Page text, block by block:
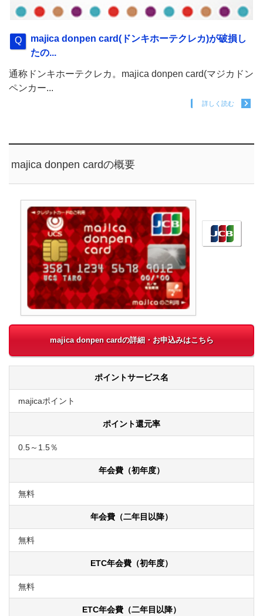
majica donpen card(ドンキホーテクレカ)が破損し
たの...
通称ドンキホーテクレカ。majica donpen card(マジカドン
ペンカー...
詳しく読む
majica donpen cardの概要
majica donpen cardの詳細・お申込みはこちら
ポイントサービス名
majicaポイント
ポイント還元率
0.5～1.5％
年会費（初年度）
無料
年会費（二年目以降）
無料
ETC年会費（初年度）
無料
ETC年会費（二年目以降）